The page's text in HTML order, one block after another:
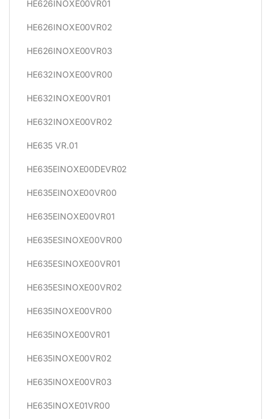
HE626INOXE00VR01
HE626INOXE00VR02
HE626INOXE00VR03
HE632INOXE00VR00
HE632INOXE00VR01
HE632INOXE00VR02
HE635 VR.01
HE635EINOXE00DEVR02
HE635EINOXE00VR00
HE635EINOXE00VR01
HE635ESINOXE00VR00
HE635ESINOXE00VR01
HE635ESINOXE00VR02
HE635INOXE00VR00
HE635INOXE00VR01
HE635INOXE00VR02
HE635INOXE00VR03
HE635INOXE01VR00